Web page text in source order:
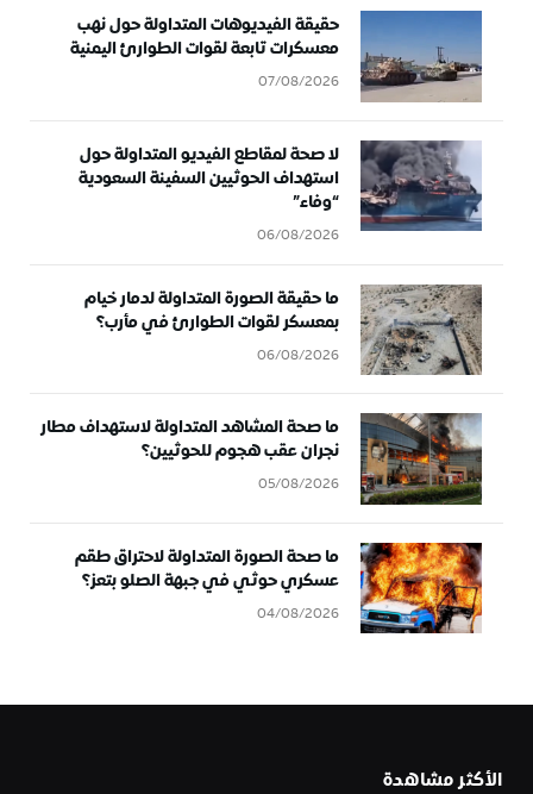
حقيقة الفيديوهات المتداولة حول نهب
معسكرات تابعة لقوات الطوارئ اليمنية
07/08/2026
لا صحة لمقاطع الفيديو المتداولة حول
استهداف الحوثيين السفينة السعودية
“وفاء”
06/08/2026
ما حقيقة الصورة المتداولة لدمار خيام
بمعسكر لقوات الطوارئ في مأرب؟
06/08/2026
ما صحة المشاهد المتداولة لاستهداف مطار
نجران عقب هجوم للحوثيين؟
05/08/2026
ما صحة الصورة المتداولة لاحتراق طقم
عسكري حوثي في جبهة الصلو بتعز؟
04/08/2026
الأكثر مشاهدة